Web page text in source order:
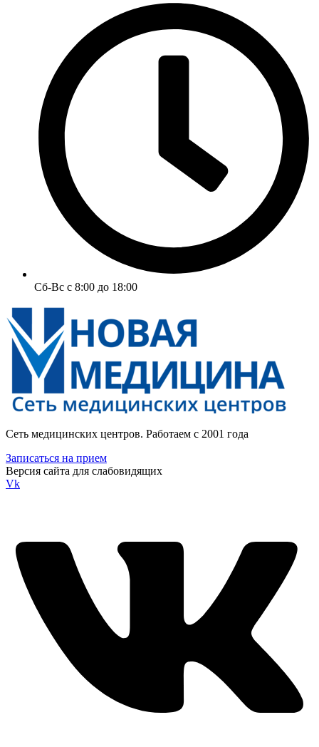
Сб-Вс с 8:00 до 18:00
Сеть медицинских центров. Работаем с 2001 года
Записаться на прием
Версия сайта для слабовидящих
Vk